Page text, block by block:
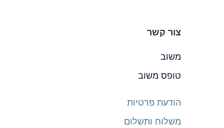
צור קשר
משוב
טופס משוב
הודעת פרטיות
משלוח ותשלום